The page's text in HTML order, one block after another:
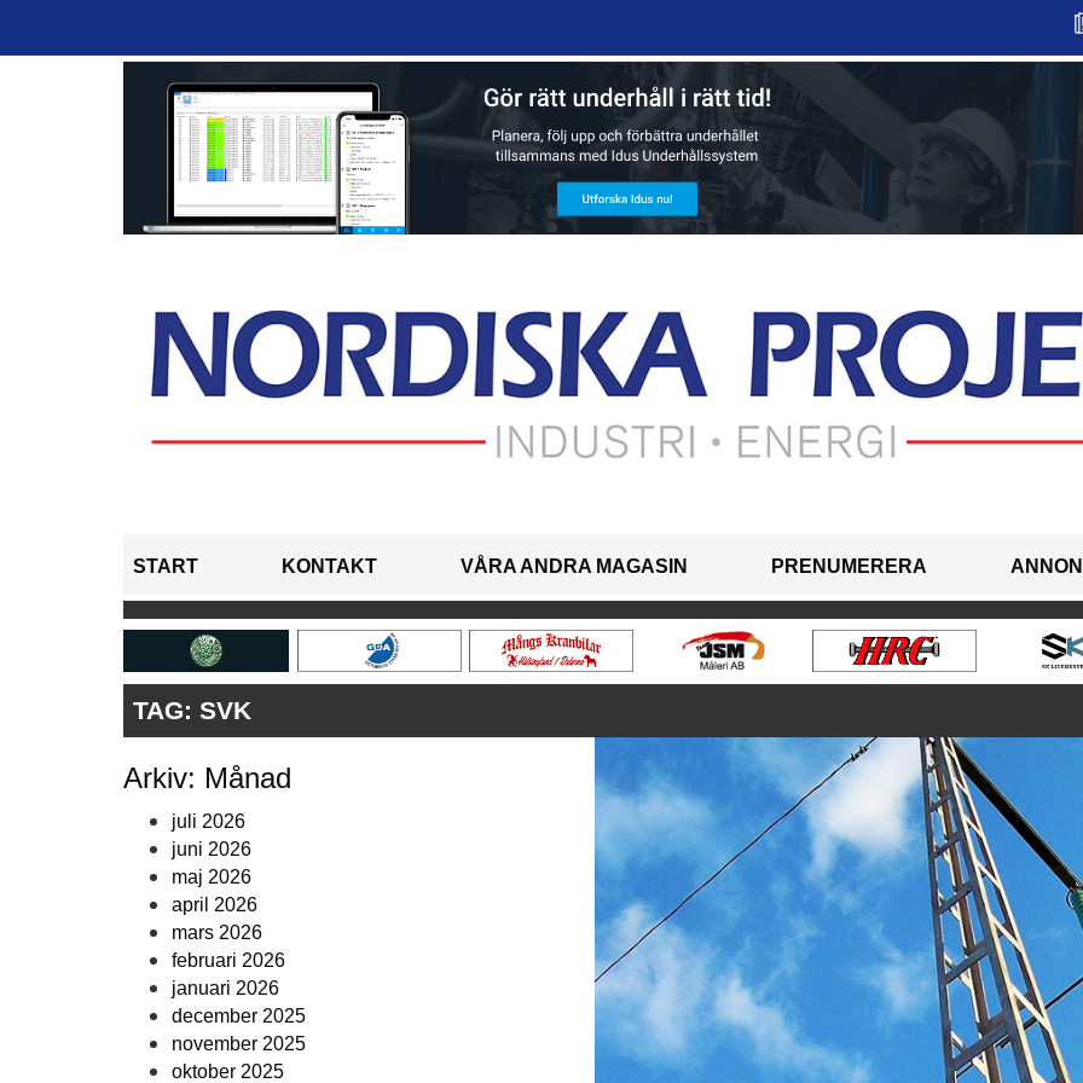
START KONTAKT VÅRA ANDRA MAGASIN PRENUMERERA
TAG: SVK
Arkiv: Månad
juli 2026
juni 2026
maj 2026
april 2026
mars 2026
februari 2026
januari 2026
december 2025
november 2025
oktober 2025